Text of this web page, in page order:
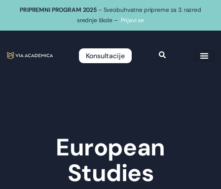
PRIPREMNI PROGRAM 2025 – Sveobuhvatne pripreme za 3. razred
srednje škole – Prijavi se
Konsultacije
European
Studies